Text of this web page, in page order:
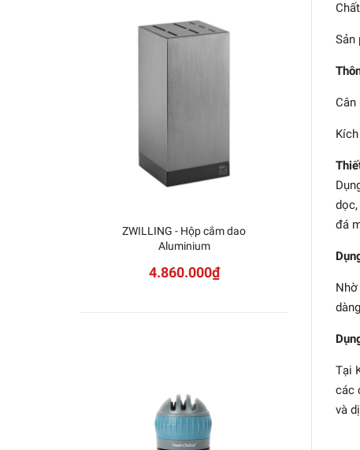
Sản
Cân
đá
Tại
các
và
ZWILLING - Hộp cắm dao
Aluminium
4.860.000₫